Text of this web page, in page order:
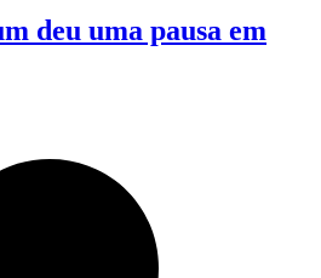
deu uma pausa em